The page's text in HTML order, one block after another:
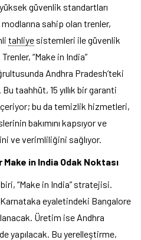
güvenlik standartları
sahip olan trenler,
tahliye sistemleri ile güvenlik
“Make in India”
Andhra Pradesh’teki
taahhüt, 15 yıllık bir garanti
içeriyor; bu da temizlik hizmetleri,
bakımını kapsıyor ve
ve verimliliğini sağlıyor.
in India Odak Noktası
“Make in India” stratejisi.
eyaletindeki Bangalore
Üretim ise Andhra
yapılacak. Bu yerelleştirme,